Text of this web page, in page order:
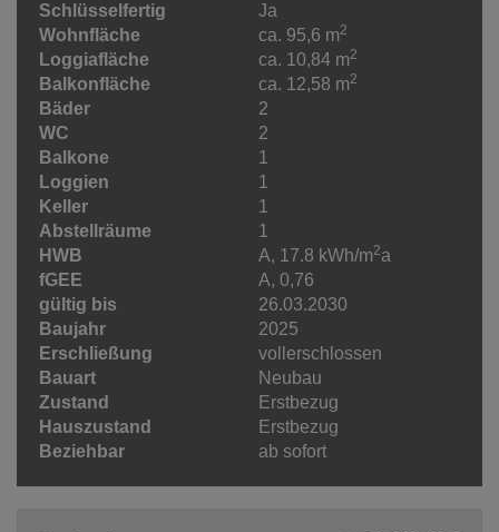
Schlüsselfertig
Ja
Wohnfläche
ca. 95,6 m2
Loggiafläche ca. 10,84 m2
Balkonfläche ca. 12,58 m2
Bäder
2
WC
2
Balkone
1
Loggien
1
Keller
1
Abstellräume
1
HWB
A, 17.8 kWh/m2a
fGEE
A, 0,76
gültig bis
26.03.2030
Baujahr
2025
Erschließung
vollerschlossen
Bauart
Neubau
Zustand
Erstbezug
Hauszustand
Erstbezug
Beziehbar
ab sofort